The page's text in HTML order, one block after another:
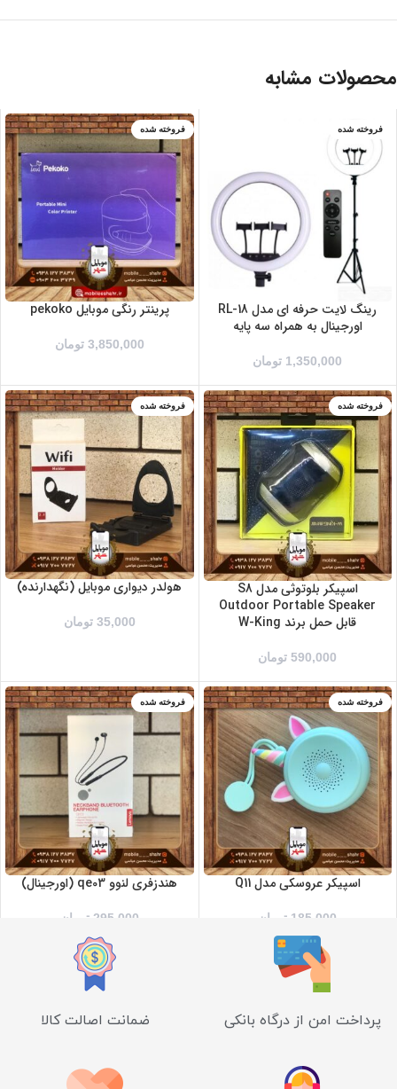
محصولات مشابه
فروخته شده
رینگ لایت حرفه ای مدل RL-18
اورجینال به همراه سه پایه
1,350,000 تومان
فروخته شده
پرینتر رنگی موبایل pekoko
3,850,000 تومان
فروخته شده
اسپیکر بلوتوثی مدل S8
Outdoor Portable Speaker
قابل حمل برند W-King
590,000 تومان
فروخته شده
هولدر دیواری موبایل (نگهدارنده)
35,000 تومان
فروخته شده
اسپیکر عروسکی مدل Q11
185,000 تومان
فروخته شده
هندزفری لنوو qe03 (اورجینال)
295,000 تومان
پرداخت امن از درگاه بانکی ضمانت اصالت کالا